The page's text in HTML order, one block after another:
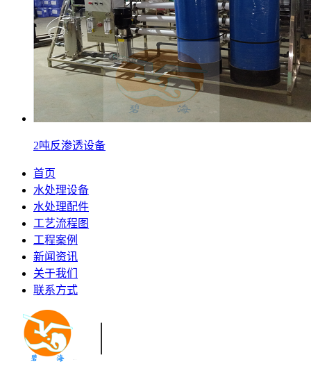
2吨反渗透设备
首页
水处理设备
水处理配件
工艺流程图
工程案例
新闻资讯
关于我们
联系方式